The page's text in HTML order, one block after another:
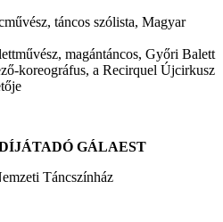
táncos szólista, Magyar
magántáncos, Győri Balett
koreográfus, a Recirquel Újcirkusz
GÁLAEST
Táncszínház